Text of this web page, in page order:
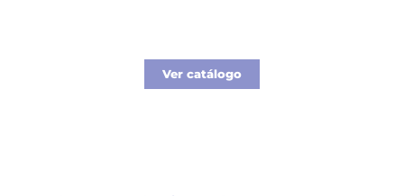
Ver catálogo